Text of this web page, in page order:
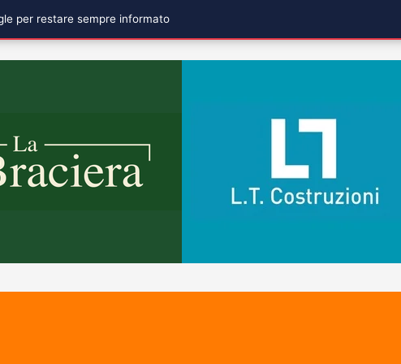
per restare sempre informato